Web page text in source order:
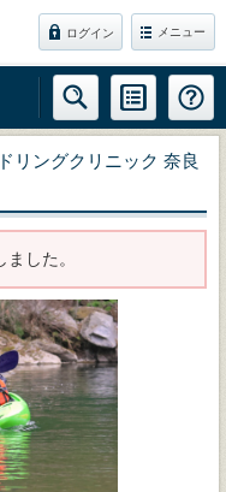
ログイン メニュー
リングクリニック 奈良
した。